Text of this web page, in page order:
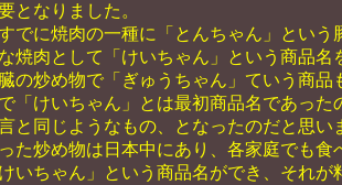
となりました。
でに焼肉の一種に「とんちゃん」とい
焼肉として「けいちゃん」という商品
の炒め物で「ぎゅうちゃん」ていう商品
「けいちゃん」とは最初商品名であっ
と同じようなもの、となったのだと思い
た炒め物は日本中にあり、各家庭でも
いちゃん」という商品名ができ、それ